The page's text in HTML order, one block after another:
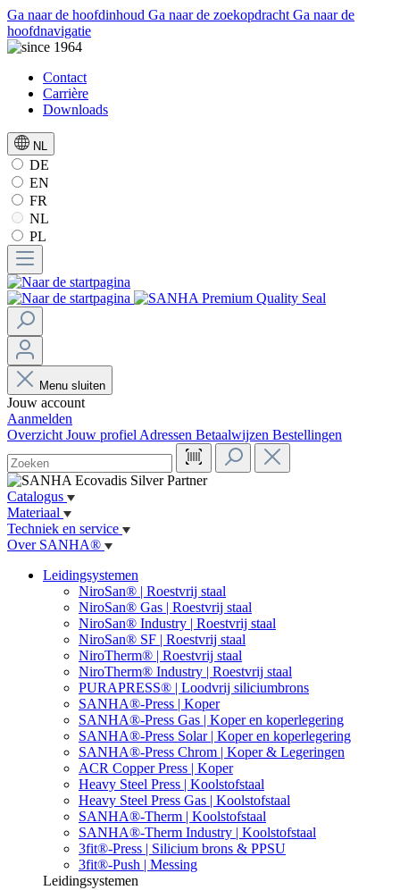
Ga naar de hoofdinhoud Ga naar de zoekopdracht Ga naar de
hoofdnavigatie
Contact
Carrière
Downloads
NL
DE
EN
FR
NL
PL
Menu sluiten
Jouw account
Aanmelden
Overzicht Jouw profiel Adressen Betaalwijzen Bestellingen
Catalogus
Materiaal
Techniek en service
Over SANHA®
Leidingsystemen
NiroSan® | Roestvrij staal
NiroSan® Gas | Roestvrij staal
NiroSan® Industry | Roestvrij staal
NiroSan® SF | Roestvrij staal
NiroTherm® | Roestvrij staal
NiroTherm® Industry | Roestvrij staal
PURAPRESS® | Loodvrij siliciumbrons
SANHA®-Press | Koper
SANHA®-Press Gas | Koper en koperlegering
SANHA®-Press Solar | Koper en koperlegering
SANHA®-Press Chrom | Koper & Legeringen
ACR Copper Press | Koper
Heavy Steel Press | Koolstofstaal
Heavy Steel Press Gas | Koolstofstaal
SANHA®-Therm | Koolstofstaal
SANHA®-Therm Industry | Koolstofstaal
3fit®-Press | Silicium brons & PPSU
3fit®-Push | Messing
Leidingsystemen